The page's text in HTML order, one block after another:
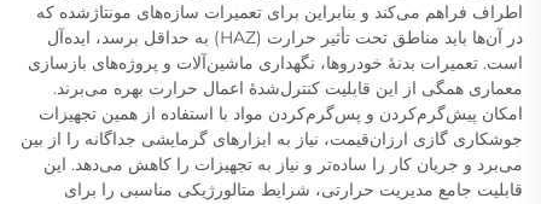
اطراف فراهم می‌کند و بنابراین برای تعمیرات سازه‌های مونتاژشده که
در آن‌ها باید مناطق تحت تأثیر حرارت (HAZ) به حداقل برسد، ایده‌آل
است. تعمیرات بدنهٔ خودروها، نگهداری ماشین‌آلات و پروژه‌های بازسازی
معماری همگی از این قابلیت کنترل‌شدهٔ اعمال حرارت بهره می‌برند.
امکان پیش‌گرم‌کردن و پس‌گرم‌کردن مواد با استفاده از همین تجهیزات
جوشکاری گازی ارزان‌قیمت، نیاز به ابزارهای گرمایشی جداگانه را از بین
می‌برد و جریان کار را ساده‌تر و نیاز به تجهیزات را کاهش می‌دهد. این
قابلیت جامع مدیریت حرارتی، شرایط متالورژیکی مناسبی را برای